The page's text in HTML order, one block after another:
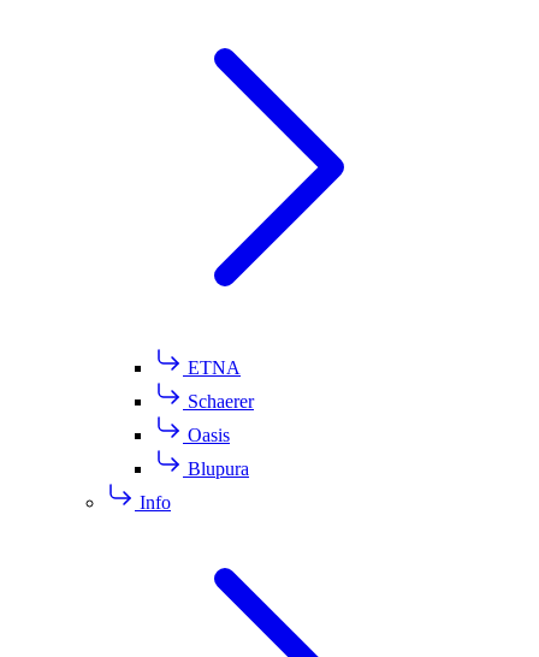
ETNA
Schaerer
Oasis
Blupura
Info